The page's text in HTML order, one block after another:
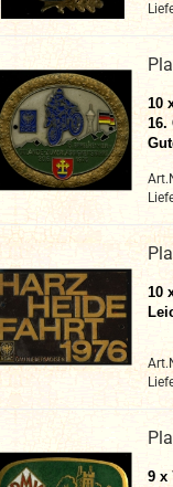
10
16.
10
9 x